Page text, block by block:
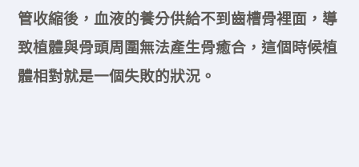
管收縮後，血液的養分供給不到齒槽骨裡面，導
致植體與骨頭周圍無法產生骨癒合，這個時候植
體相對就是一個失敗的狀況。